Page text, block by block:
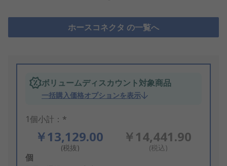
ホースコネクタ の一覧へ
ボリュームディスカウント対象商品
一括購入価格オプションを表示
1個小計：*
￥13,129.00
(税抜)
￥14,441.90
(税込)
Add
個